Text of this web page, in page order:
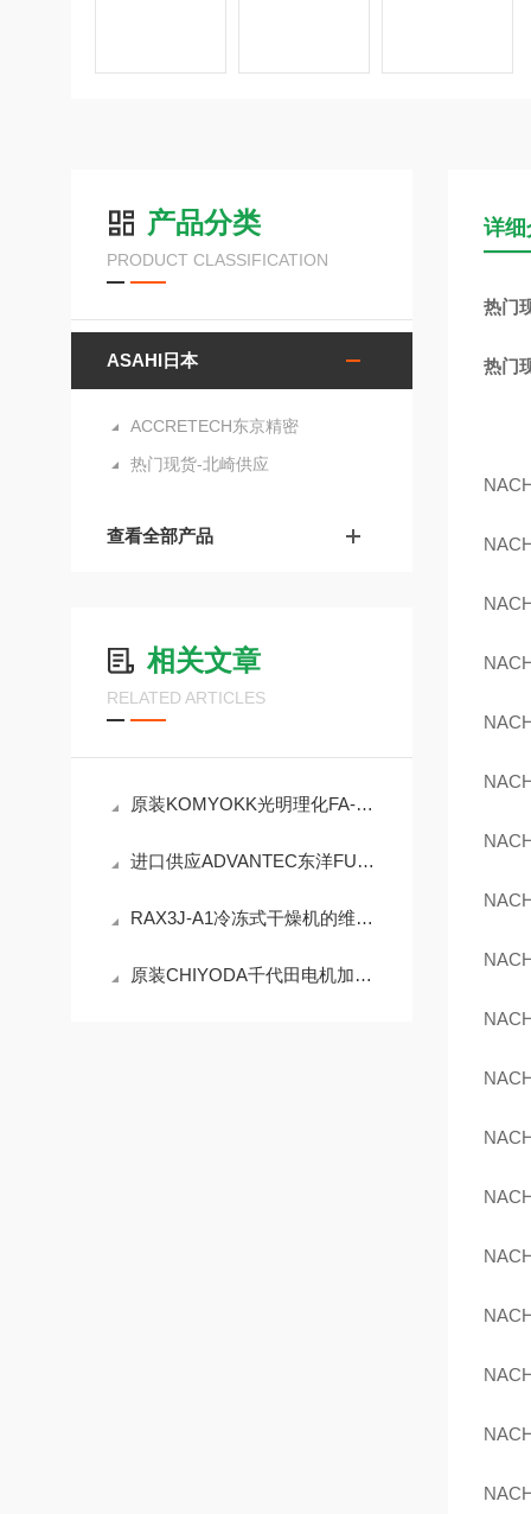
产品分类
PRODUCT CLASSIFICATION
ASAHI日本
ACCRETECH东京精密
热门现货-北崎供应
查看全部产品
相关文章
RELATED ARTICLES
原装KOMYOKK光明理化FA-20F壁挂式报警器
进口供应ADVANTEC东洋FUW232PB大型电动马弗炉
RAX3J-A1冷冻式干燥机的维护工作有哪些？
原装CHIYODA千代田电机加压消泡机TBR-300
详细
热门
热门